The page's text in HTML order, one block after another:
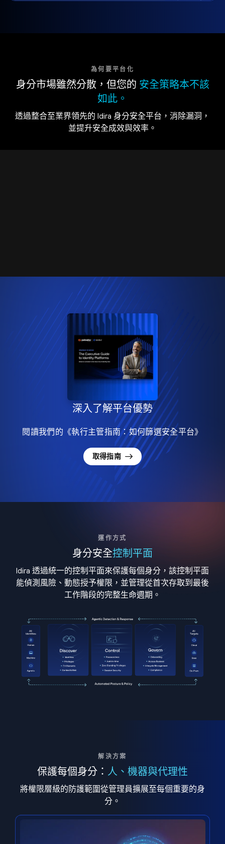
為何要平台化
身分市場雖然分散，但您的 安全策略本不該
如此。
透過整合至業界領先的 Idira 身分安全平台，消除漏洞，
並提升安全成效與效率。
深入了解平台優勢
閱讀我們的《執行主管指南：如何篩選安全平台》
取得指南
運作方式
身分安全控制平面
Idira 透過統一的控制平面來保護每個身分，該控制平面
能偵測風險、動態授予權限，並管理從首次存取到最後
工作階段的完整生命週期。
解決方案
保護每個身分： 人、機器與代理性
將權限層級的防護範圍從管理員擴展至每個重要的身
分。